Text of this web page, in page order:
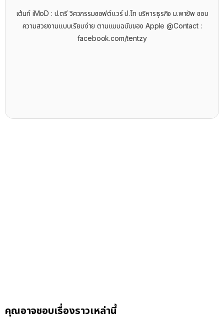
เต้นท์ iMoD : ป.ตรี วิศวกรรมซอฟต์แวร์ ป.โท บริหารธุรกิจ ม.พายัพ ชอบ
ความสวยงามแบบเรียบง่าย ตามแบบฉบับของ Apple @Contact :
facebook.com/tentzy
คุณอาจชอบเรื่องราวเหล่านี้